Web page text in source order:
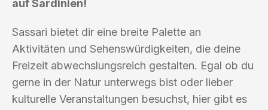
auf Sardinien!
Sassari bietet dir eine breite Palette an
Aktivitäten und Sehenswürdigkeiten, die deine
Freizeit abwechslungsreich gestalten. Egal ob du
gerne in der Natur unterwegs bist oder lieber
kulturelle Veranstaltungen besuchst, hier gibt es